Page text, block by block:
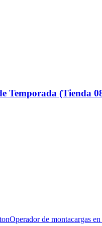
Temporada (Tienda
Operador de montacargas